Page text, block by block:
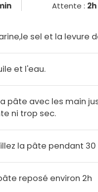
Attente : 2h
sel et la levure
et l'eau.
pâte avec les main
ni trop sec.
la pâte pendant 30
reposé environ 2h